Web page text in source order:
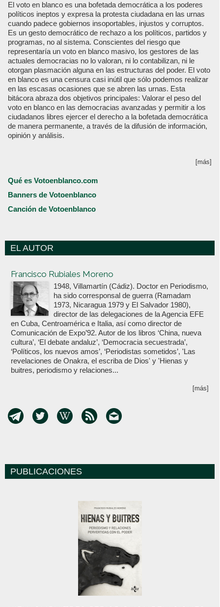
El voto en blanco es una bofetada democrática a los poderes
políticos ineptos y expresa la protesta ciudadana en las urnas
cuando padece gobiernos insoportables, injustos y corruptos.
Es un gesto democrático de rechazo a los políticos, partidos y
programas, no al sistema. Conscientes del riesgo que
representaría un voto en blanco masivo, los gestores de las
actuales democracias no lo valoran, ni lo contabilizan, ni le
otorgan plasmación alguna en las estructuras del poder. El voto
en blanco es una censura casi inútil que sólo podemos realizar
en las escasas ocasiones que se abren las urnas. Esta
bitácora abraza dos objetivos principales: Valorar el peso del
voto en blanco en las democracias avanzadas y permitir a los
ciudadanos libres ejercer el derecho a la bofetada democrática
de manera permanente, a través de la difusión de información,
opinión y análisis.
[más]
Qué es Votoenblanco.com
Banners de Votoenblanco
Canción de Votoenblanco
EL AUTOR
Francisco Rubiales Moreno
1948, Villamartín (Cádiz). Doctor en Periodismo,
ha sido corresponsal de guerra (Ramadam
1973, Nicaragua 1979 y El Salvador 1980),
director de las delegaciones de la Agencia EFE
en Cuba, Centroamérica e Italia, así como director de
Comunicación de Expo’92. Autor de los libros ‘China, nueva
cultura’, ‘El debate andaluz’, ‘Democracia secuestrada’,
‘Políticos, los nuevos amos’, ‘Periodistas sometidos’, 'Las
revelaciones de Onakra, el escriba de Dios' y 'Hienas y
buitres, periodismo y relaciones...
[más]
PUBLICACIONES